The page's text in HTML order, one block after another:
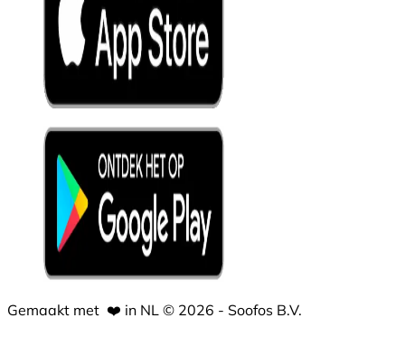
Gemaakt met ❤️ in NL © 2026 - Soofos B.V.